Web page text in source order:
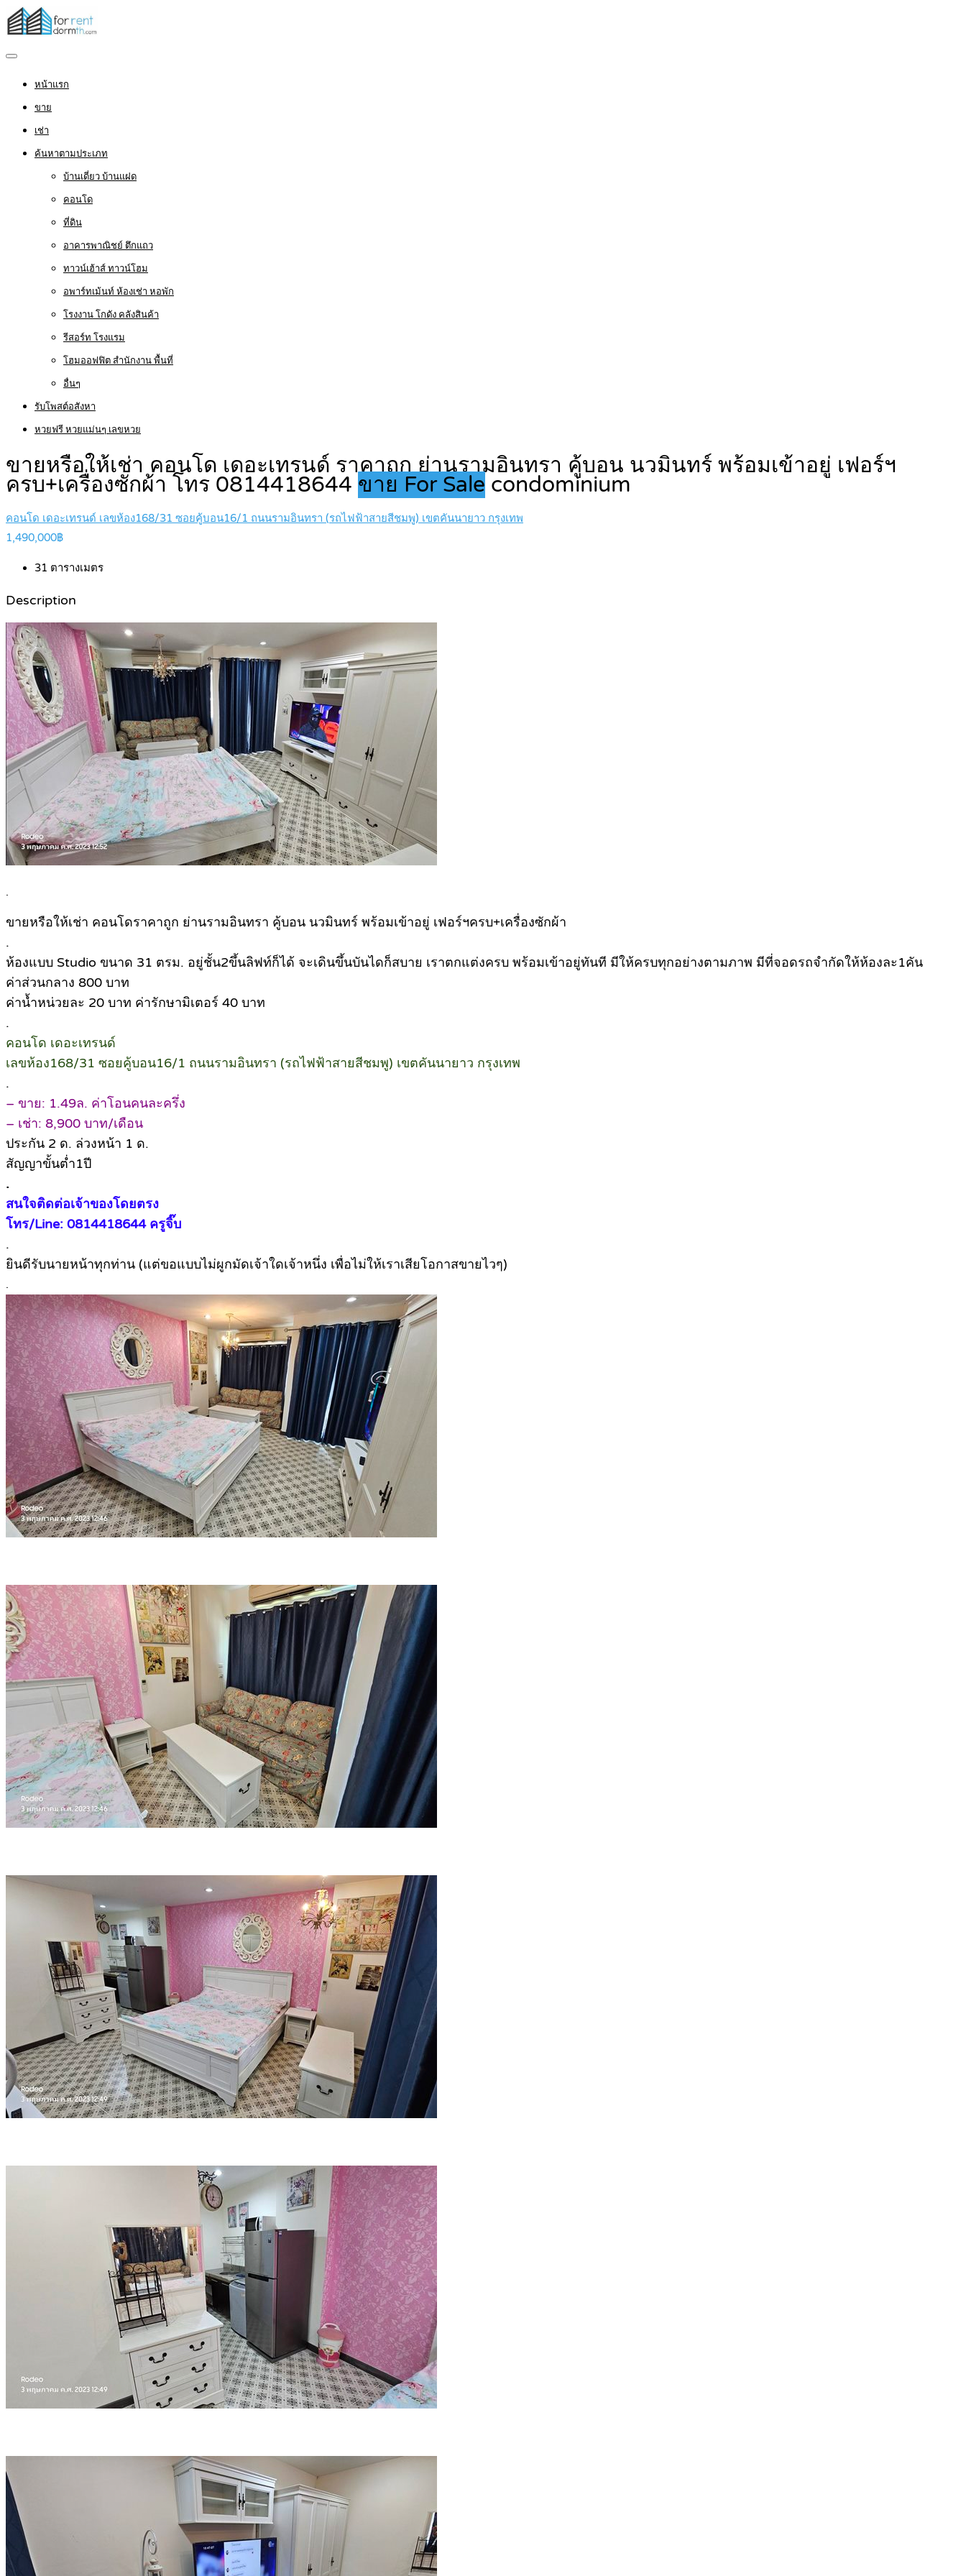
หน้าแรก
ขาย
เช่า
ค้นหาตามประเภท
บ้านเดี่ยว บ้านแฝด
คอนโด
ที่ดิน
อาคารพาณิชย์ ตึกแถว
ทาวน์เฮ้าส์ ทาวน์โฮม
อพาร์ทเม้นท์ ห้องเช่า หอพัก
โรงงาน โกดัง คลังสินค้า
รีสอร์ท โรงแรม
โฮมออฟฟิต สำนักงาน พื้นที่
อื่นๆ
รับโพสต์อสังหา
หวยฟรี หวยแม่นๆ เลขหวย
ขายหรือให้เช่า คอนโด เดอะเทรนด์ ราคาถูก ย่านรามอินทรา คู้บอน นวมินทร์ พร้อมเข้าอยู่ เฟอร์ฯ
ครบ+เครื่องซักผ้า โทร 0814418644 ขาย For Sale condominium
คอนโด เดอะเทรนด์ เลขห้อง168/31 ซอยคู้บอน16/1 ถนนรามอินทรา (รถไฟฟ้าสายสีชมพู) เขตคันนายาว กรุงเทพ
1,490,000฿
31 ตารางเมตร
Description
.
ขายหรือให้เช่า คอนโดราคาถูก ย่านรามอินทรา คู้บอน นวมินทร์ พร้อมเข้าอยู่ เฟอร์ฯครบ+เครื่องซักผ้า
.
ห้องแบบ Studio ขนาด 31 ตรม. อยู่ชั้น2ขึ้นลิฟท์ก็ได้ จะเดินขึ้นบันไดก็สบาย เราตกแต่งครบ พร้อมเข้าอยู่ทันที มีให้ครบทุกอย่างตามภาพ มีที่จอดรถจำกัดให้ห้องละ1คัน
ค่าส่วนกลาง 800 บาท
ค่าน้ำหน่วยละ 20 บาท ค่ารักษามิเตอร์ 40 บาท
.
คอนโด เดอะเทรนด์
เลขห้อง168/31 ซอยคู้บอน16/1 ถนนรามอินทรา (รถไฟฟ้าสายสีชมพู) เขตคันนายาว กรุงเทพ
.
– ขาย: 1.49ล. ค่าโอนคนละครึ่ง
– เช่า: 8,900 บาท/เดือน
ประกัน 2 ด. ล่วงหน้า 1 ด.
สัญญาขั้นต่ำ1ปี
.
สนใจติดต่อเจ้าของโดยตรง
โทร/Line: 0814418644 ครูจิ๊บ
.
ยินดีรับนายหน้าทุกท่าน (แต่ขอแบบไม่ผูกมัดเจ้าใดเจ้าหนึ่ง เพื่อไม่ให้เราเสียโอกาสขายไวๆ)
.